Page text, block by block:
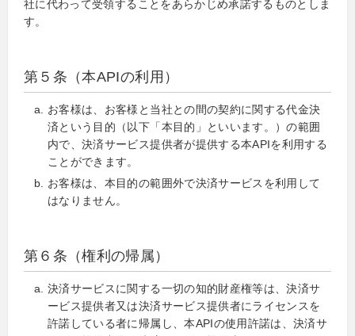
社に代わって受領することをあらかじめ承諾するものとしま
す。
第５条（本APIの利用）
お客様は、お客様と当社との間の契約に関する代金決
済という目的（以下「本目的」といいます。）の範囲
内で、決済サービス提供者が提供する本APIを利用する
ことができます。
お客様は、本目的の範囲外で決済サービスを利用して
はなりません。
第６条（権利の帰属）
決済サービスに関する一切の知的財産権等は、決済サ
ービス提供者又は決済サービス提供者にライセンスを
許諾している者に帰属し、本APIの使用許諾は、決済サ